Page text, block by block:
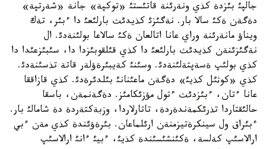
جالپئ بئزدة كذي ونةرئنة قاتئستئ «توكپة» جانة «شةرتپة»
دةگةن ةكئ سالا بار. نةگئزئ كذيدئث بارلئعئ دا ءبئر، تةك
ويناؤ مانةرئنة وراي عانا اتالعان ةكئ سالاعا بولئنةدئ. ال
نةگئزئنةن كذيدئث بارلئعئ دا كذي قئلقوبئزدا دا، سئبئزعئدا دا
كذي بولئپ ةسةپتةلئنةدئ. وسئنئ كةيبئرةؤلةر قاتة تذسئنةدئ.
كذي «كوثئل كذيئ» دةگةن ماعئنانئ بئلدئرةدئ. كذي قازاققا
عانا ءتان، ءبئزدئث ءتول مؤزئكامئز. دةگةنمةن، باسقا
حالئقتاردا تذرئكمةندةردة، تاتارلاردا، وزبةكتةردة دة شامالئ بار.
ءبئراق ول سينكرةتيزمنةن ارئلماعان. بئرةؤئندة كذي مةن ءبي
ارالاسئپ كةلسة، ةكئنشئسئندة كذيئ، ءبيئ ءانئ ارالاسئپ